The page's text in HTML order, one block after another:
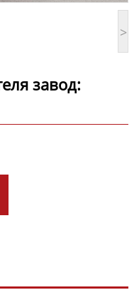
>
завод: